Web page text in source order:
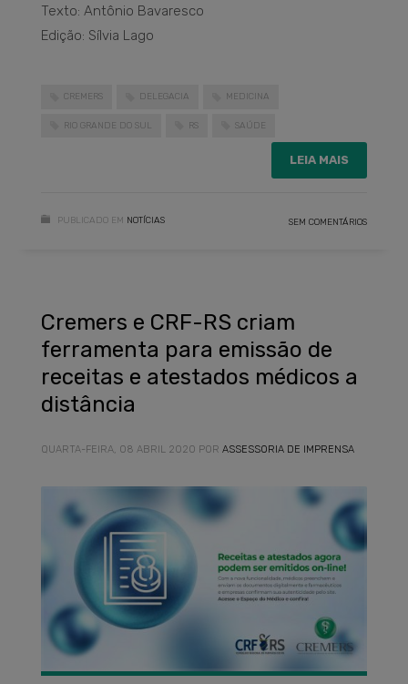
Texto: Antônio Bavaresco
Edição: Sílvia Lago
CREMERS DELEGACIA MEDICINA
RIO GRANDE DO SUL RS SAÚDE
LEIA MAIS
PUBLICADO EM NOTÍCIAS SEM COMENTÁRIOS
Cremers e CRF-RS criam
ferramenta para emissão de
receitas e atestados médicos a
distância
QUARTA-FEIRA, 08 ABRIL 2020 POR ASSESSORIA DE IMPRENSA